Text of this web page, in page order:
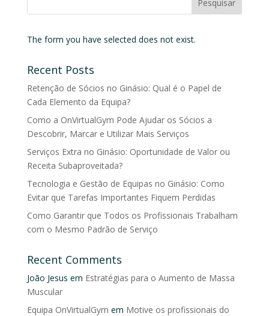
The form you have selected does not exist.
Recent Posts
Retenção de Sócios no Ginásio: Qual é o Papel de
Cada Elemento da Equipa?
Como a OnVirtualGym Pode Ajudar os Sócios a
Descobrir, Marcar e Utilizar Mais Serviços
Serviços Extra no Ginásio: Oportunidade de Valor ou
Receita Subaproveitada?
Tecnologia e Gestão de Equipas no Ginásio: Como
Evitar que Tarefas Importantes Fiquem Perdidas
Como Garantir que Todos os Profissionais Trabalham
com o Mesmo Padrão de Serviço
Recent Comments
João Jesus em Estratégias para o Aumento de Massa
Muscular
Equipa OnVirtualGym em Motive os profissionais do